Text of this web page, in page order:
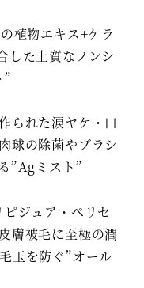
植物エキス+ケラ
した上質なノンシ
”
られた涙ヤケ・口
球の除菌やブラシ
”Agミスト”
ジュア・ペリセ
膚被毛に至極の潤
玉を防ぐ”オール